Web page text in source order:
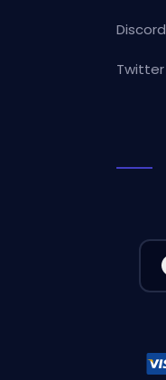
Discord
Twitter